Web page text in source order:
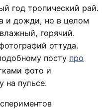
год тропический рай.
и дожди, но в целом
горячий.
оттуда.
посту про
фото и
на пульсе.